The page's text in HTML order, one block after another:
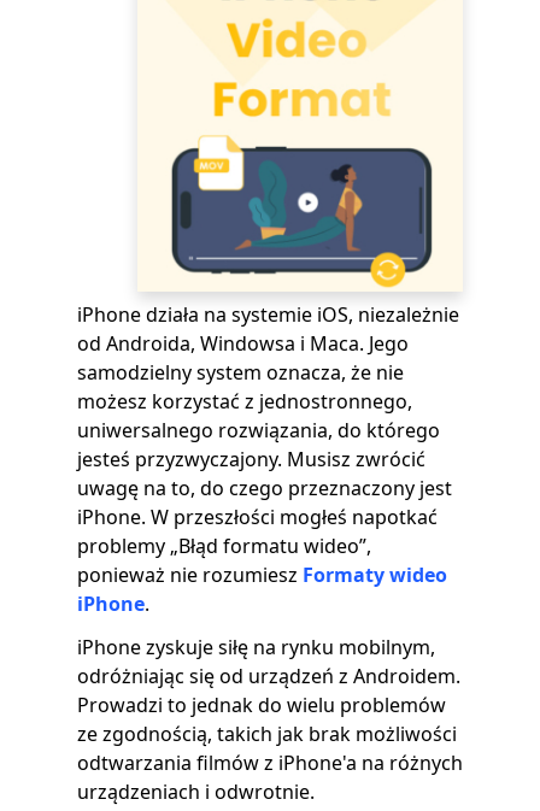
iPhone działa na systemie iOS, niezależnie
od Androida, Windowsa i Maca. Jego
samodzielny system oznacza, że ​​nie
możesz korzystać z jednostronnego,
uniwersalnego rozwiązania, do którego
jesteś przyzwyczajony. Musisz zwrócić
uwagę na to, do czego przeznaczony jest
iPhone. W przeszłości mogłeś napotkać
problemy „Błąd formatu wideo”,
ponieważ nie rozumiesz Formaty wideo
iPhone.
iPhone zyskuje siłę na rynku mobilnym,
odróżniając się od urządzeń z Androidem.
Prowadzi to jednak do wielu problemów
ze zgodnością, takich jak brak możliwości
odtwarzania filmów z iPhone'a na różnych
urządzeniach i odwrotnie.